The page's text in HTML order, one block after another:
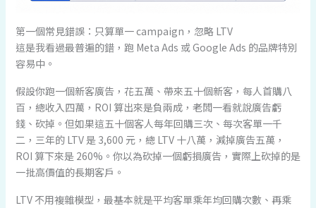
第一個常見錯誤：只算單一 campaign，忽略 LTV
這是我看過最普遍的錯，跑 Meta Ads 或 Google Ads 的品牌特別
容易中。
假設你跑一個新客廣告，花五萬、帶來五十個新客，每人首購八
百，總收入四萬，ROI 算出來是負兩成，老闆一看就說廣告虧
錢、砍掉。但如果這五十個客人每年回購三次、每次客單一千
二，三年的 LTV 是 3,600 元，總 LTV 十八萬，減掉廣告五萬，
ROI 算下來是 260%。你以為砍掉一個虧損廣告，實際上砍掉的是
一批高價值的長期客戶。
LTV 不用複雜模型，最基本就是平均客單乘年均回購次數、再乘